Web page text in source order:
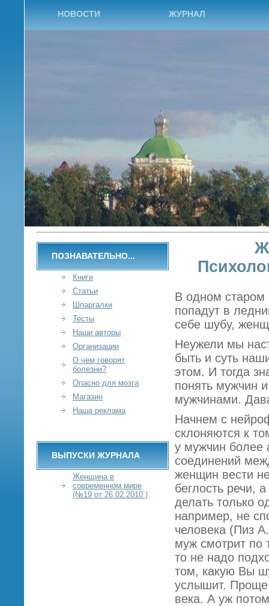
НОВОСТИ ЖУРНАЛ
В одном старом
попадут в
себе шубу,
Неужели мы
быть и суть
этом. И тогда
понять мужчин
мужчинами.
Начнем с
склоняются к
у мужчин более
соединений
женщин вести
беглость речи,
делать только
например, не
человека (Пиз
муж смотрит по
то не надо
том, какую Вы
услышит. Проще
века. А уж
ПОЗНАВАТЕЛЬНО...
Книги
Статьи
Шпаргалки
Тесты
Наши авторы
Организации
О чем говорят
болезни?
Опасно для мозга
Магазин
Наша реклама
ВЫПУСКИ ЖУРНАЛА
Женщина в
современном мире
(№19 от 26.02.2010.)